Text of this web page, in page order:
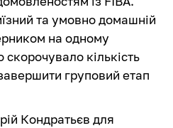
та умовно домашній
на одному
кількість
груповий етап
Кондратьєв для